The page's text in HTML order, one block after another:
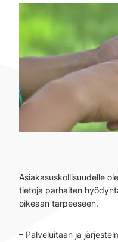
Asiakasuskollisuudelle
tietoja parhaiten
oikeaan tarpeeseen.
– Palveluitaan ja